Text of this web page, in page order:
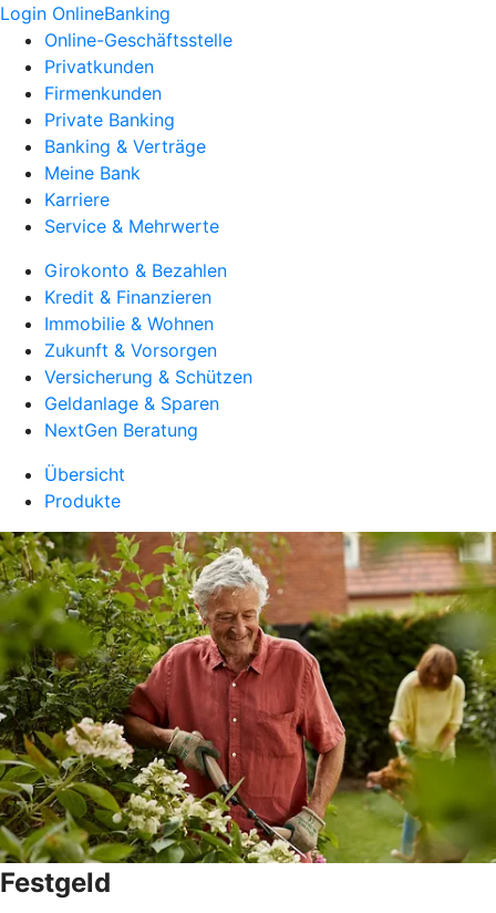
Login OnlineBanking
Online-Geschäftsstelle
Privatkunden
Firmenkunden
Private Banking
Banking & Verträge
Meine Bank
Karriere
Service & Mehrwerte
Girokonto & Bezahlen
Kredit & Finanzieren
Immobilie & Wohnen
Zukunft & Vorsorgen
Versicherung & Schützen
Geldanlage & Sparen
NextGen Beratung
Übersicht
Produkte
Festgeld